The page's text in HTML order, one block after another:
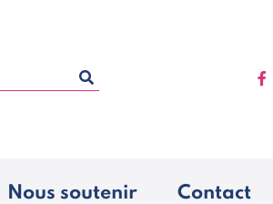
Nous soutenir Contact